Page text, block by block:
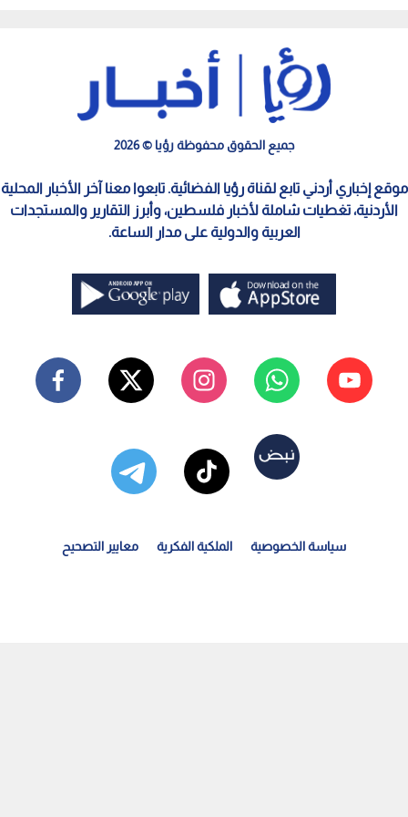
جميع الحقوق محفوظة رؤيا © 2026
موقع إخباري أردني تابع لقناة رؤيا الفضائية. تابعوا معنا آخر الأخبار المحلية
الأردنية، تغطيات شاملة لأخبار فلسطين، وأبرز التقارير والمستجدات
العربية والدولية على مدار الساعة.
سياسة الخصوصية الملكية الفكرية معايير التصحيح